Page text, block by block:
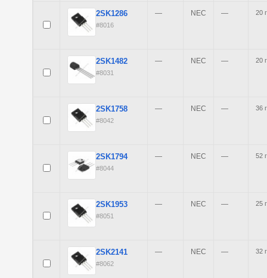
2SK1286
#8016
— NEC — 20
2SK1482
#8031
— NEC — 20
2SK1758
#8042
— NEC — 36
2SK1794
#8044
— NEC — 52
2SK1953
#8051
— NEC — 25
2SK2141
#8062
— NEC — 32